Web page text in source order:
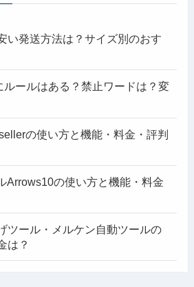
い発送方法は？サイズ別のおす
ールはある？禁止ワードは？変
の使い方と機能・料金・評判
Arrows10の使い方と機能・料金
ツール・メルケン自動ツールの
は？